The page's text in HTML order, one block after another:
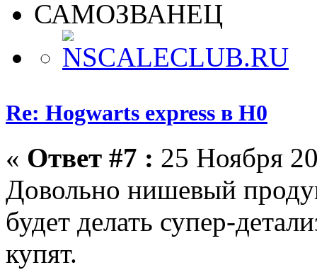
САМОЗВАНЕЦ
Re: Hogwarts express в H0
« Ответ #7 : 25 Ноября
Довольно нишевый
будет делать супер-
купят.